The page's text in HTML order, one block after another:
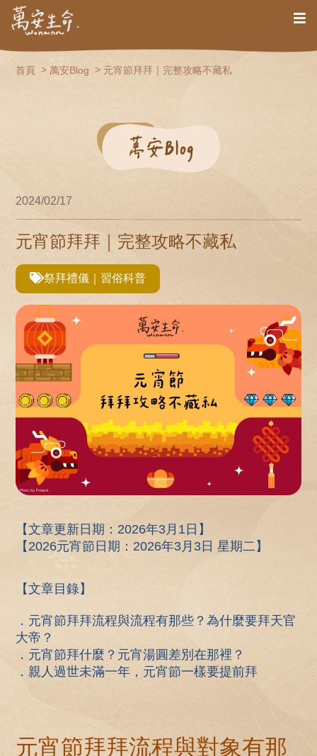
首頁 萬安Blog 元宵節拜拜｜完整攻略不藏私
2024/02/17
元宵節拜拜｜完整攻略不藏私
祭拜禮儀｜習俗科普
【文章更新日期：2026年3月1日】
【2026元宵節日期：2026年3月3日 星期二】
【文章目錄】
．元宵節拜拜流程與流程有那些？為什麼要拜天官
大帝？
．元宵節拜什麼？元宵湯圓差別在那裡？
．親人過世未滿一年，元宵節一樣要提前拜
元宵節拜拜流程與對象有那